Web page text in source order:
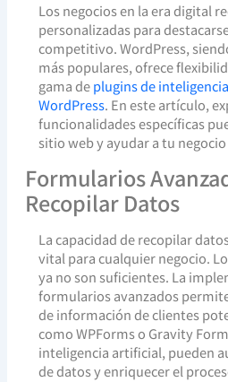
Los negocios en la era digital
personalizadas para
competitivo. WordPress,
más populares, ofrece
gama deplugins de
WordPress. En este artículo,
funcionalidades específicas
sitio web y ayudar a tu
Formularios
Recopilar Datos
La capacidad de recopilar
vital para cualquier negocio.
ya no son suficientes. La
formularios avanzados
de información de clientes
como WPForms o Gravity
inteligencia artificial, pueden
de datos y enriquecer el